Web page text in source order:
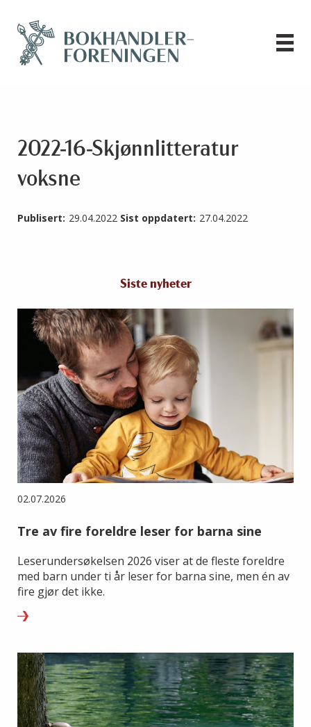
2022-16-Skjønnlitteratur
voksne
Publisert: 29.04.2022 Sist oppdatert: 27.04.2022
Siste nyheter
02.07.2026
Tre av fire foreldre leser for barna sine
Leserundersøkelsen 2026 viser at de fleste foreldre
med barn under ti år leser for barna sine, men én av
fire gjør det ikke.